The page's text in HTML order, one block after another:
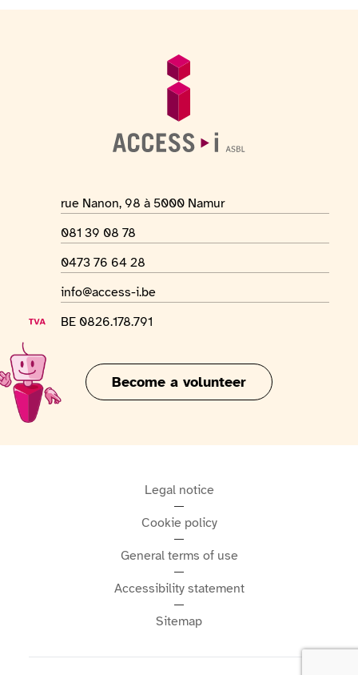
General information
Location address
rue Nanon, 98 à 5000 Namur
Phone number
081 39 08 78
WhatsApp number
0473 76 64 28
Email address
info@access-i.be
VAT number
BE 0826.178.791
Become a volunteer
Legal notice
Cookie policy
General terms of use
Accessibility statement
Sitemap